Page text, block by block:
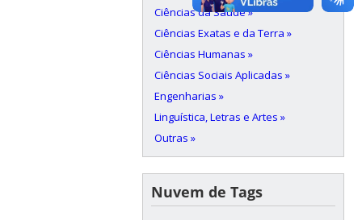
Ciências da Saúde »
Ciências Exatas e da Terra »
Ciências Humanas »
Ciências Sociais Aplicadas »
Engenharias »
Linguística, Letras e Artes »
Outras »
Nuvem de Tags